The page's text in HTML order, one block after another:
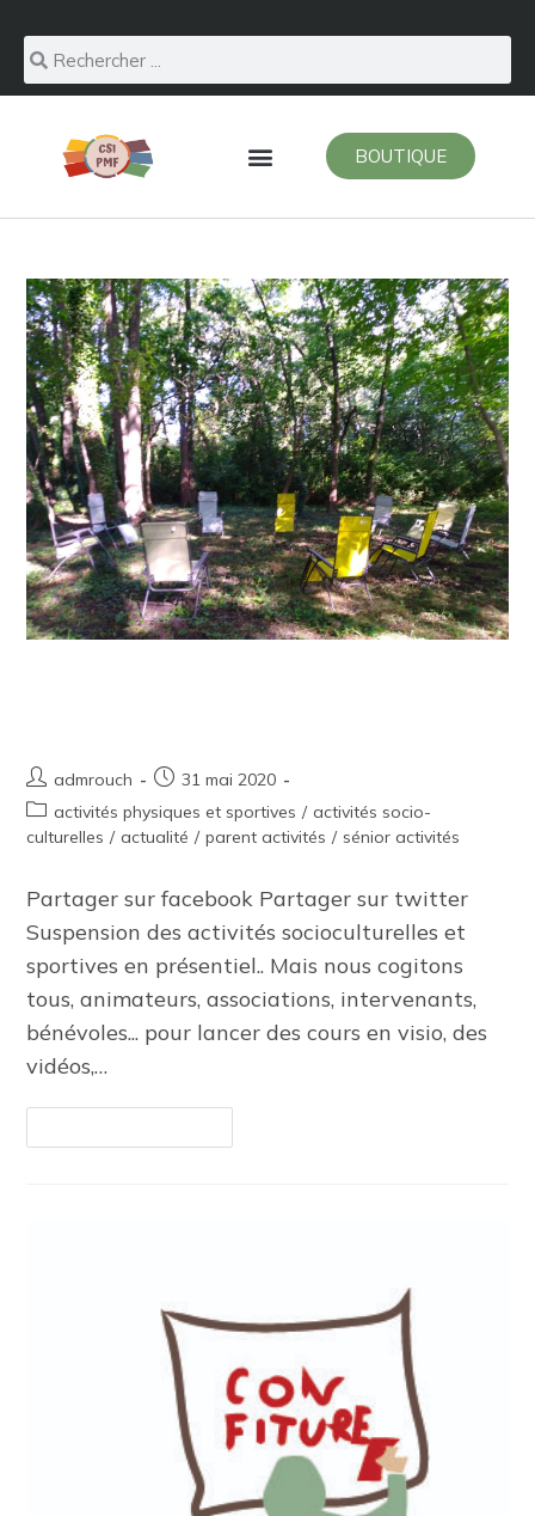
BOUTIQUE
admrouch
31 mai 2020
activités physiques et sportives / activités socio-
culturelles / actualité / parent activités / sénior activités
Partager sur facebook Partager sur twitter
Suspension des activités socioculturelles et
sportives en présentiel.. Mais nous cogitons
tous, animateurs, associations, intervenants,
bénévoles... pour lancer des cours en visio, des
vidéos,…